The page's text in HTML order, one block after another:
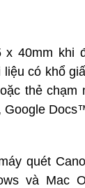
40mm khi
có khổ
thẻ
Google
quét
và Mac